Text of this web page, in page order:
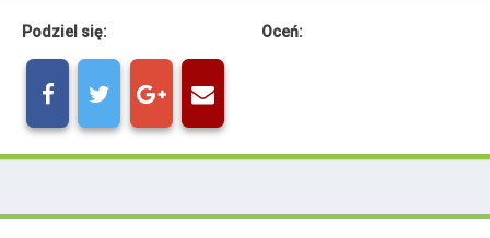
Podziel się: Oceń: